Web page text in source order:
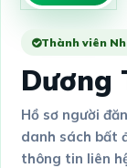
Thành viên
Dương
Hồ sơ người
danh sách bất
thông tin liên